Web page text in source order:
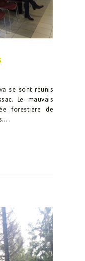
se sont réunis
Le mauvais
forestière de